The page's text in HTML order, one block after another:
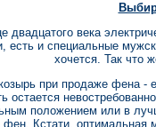
двадцатого века
есть и специальные
хочется. Так что
при продаже фена -
остается
положением или в
Кстати,